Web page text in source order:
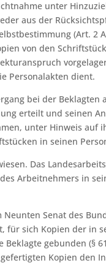
unter
aus der
(Art. 2
von den
Personalakten dient.
bei der
erteilt und seinen
unter Hinweis auf
in seinen
Das
Arbeitnehmers in
Neunten Senat des
für sich Kopien der in
gebunden (§
Kopien den